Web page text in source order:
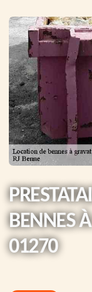
BENNES
01270